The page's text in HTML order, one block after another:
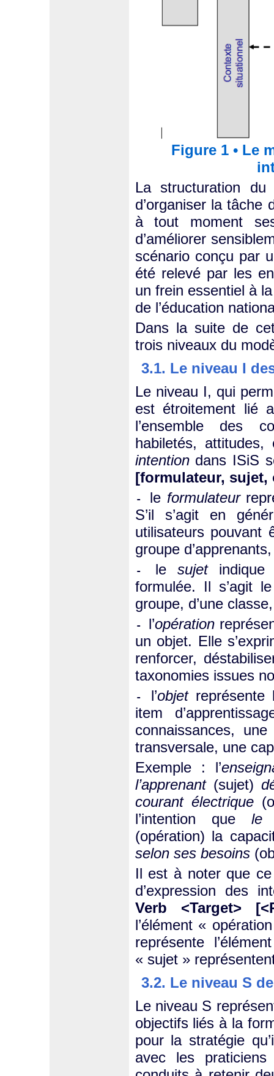
Figure 1 • Le
La structuration du
d’organiser la tâche
à tout moment
d’améliorer
scénario conçu par
été relevé par les
un frein essentiel à
de l’éducation
Dans la suite de
trois niveaux du
3.1. Le niveau I
Le niveau I, qui
est étroitement lié
l’ensemble des
habiletés, attitudes,
intentiondans ISiS
[formulateur,
- le formulateur
S’il s’agit en
utilisateurs pouvant
groupe
- le sujetindique
formulée. Il s’agit
groupe, d’une
- l’opération
un objet. Elle
renforcer,
taxonomies issues
- l’objetreprésente
item
connaissances,
transversale, une
Exemple : l’
l’apprenant(sujet)
courant électrique
l’intention que le
(opération) la
selon ses besoins
Il est à noter que
d’expression des
Verb <Target>
l’élément «
représente
« sujet »
3.2. Le niveau S
Le niveau S
objectifs liés à la
pour la stratégie
avec les